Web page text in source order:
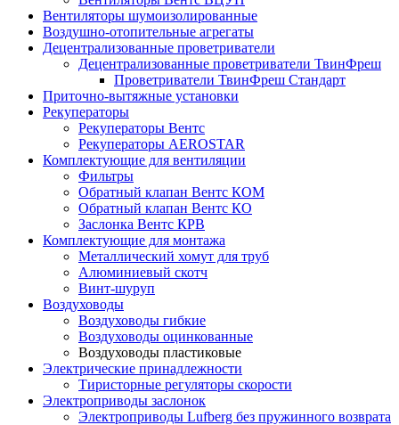
Вентиляторы шумоизолированные
Воздушно-отопительные агрегаты
Децентрализованные проветриватели
Децентрализованные проветриватели ТвинФреш
Проветриватели ТвинФреш Стандарт
Приточно-вытяжные установки
Рекуператоры
Рекуператоры Вентс
Рекуператоры AEROSTAR
Комплектующие для вентиляции
Фильтры
Обратный клапан Вентс КОМ
Обратный клапан Вентс КО
Заслонка Вентс КРВ
Комплектующие для монтажа
Металлический хомут для труб
Алюминиевый скотч
Винт-шуруп
Воздуховоды
Воздуховоды гибкие
Воздуховоды оцинкованные
Воздуховоды пластиковые
Электрические принадлежности
Тиристорные регуляторы скорости
Электроприводы заслонок
Электроприводы Lufberg без пружинного возврата